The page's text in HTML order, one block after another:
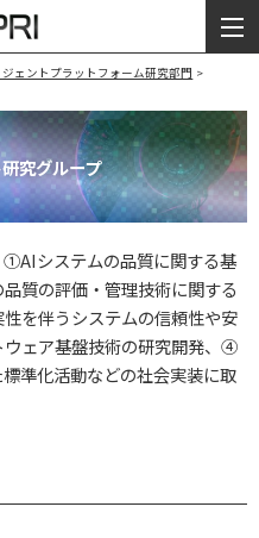
ェントプラットフォーム研究部門
究グループ
システムの品質に関する基
質の評価・管理技術に関する
を伴うシステムの信頼性や安
ェア基盤技術の研究開発、④
準化活動などの社会実装に取